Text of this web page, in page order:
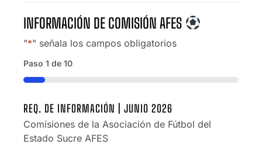
INFORMACIÓN DE COMISIÓN AFES
"*" señala los campos obligatorios
Paso 1 de 10
10%
REQ. DE INFORMACIÓN | JUNIO 2026
Comisiones de la Asociación de Fútbol del
Estado Sucre AFES